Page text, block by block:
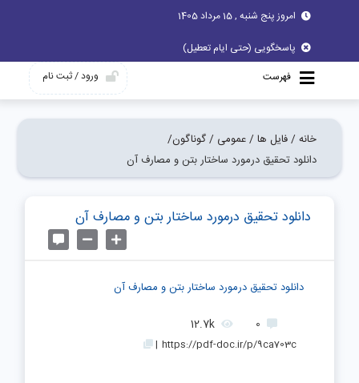
امروز پنج شنبه , 15 مرداد 1405
پاسخگویی (حتی ایام تعطیل)
فهرست
ورود / ثبت نام
خانه / فایل ها / عمومی / گوناگون/
دانلود تحقیق درمورد ساختار بتن و مصارف آن
دانلود تحقیق درمورد ساختار بتن و مصارف آن
دانلود تحقیق درمورد ساختار بتن و مصارف آن
0
12.7k
https://pdf-doc.ir/p/9ca703c
|